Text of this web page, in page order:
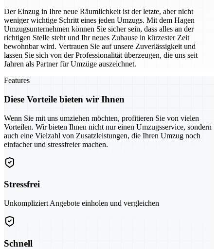
Der Einzug in Ihre neue Räumlichkeit ist der letzte, aber nicht
weniger wichtige Schritt eines jeden Umzugs. Mit dem Hagen
Umzugsunternehmen können Sie sicher sein, dass alles an der
richtigen Stelle steht und Ihr neues Zuhause in kürzester Zeit
bewohnbar wird. Vertrauen Sie auf unsere Zuverlässigkeit und
lassen Sie sich von der Professionalität überzeugen, die uns seit
Jahren als Partner für Umzüge auszeichnet.
Features
Diese Vorteile bieten wir Ihnen
Wenn Sie mit uns umziehen möchten, profitieren Sie von vielen
Vorteilen. Wir bieten Ihnen nicht nur einen Umzugsservice, sondern
auch eine Vielzahl von Zusatzleistungen, die Ihren Umzug noch
einfacher und stressfreier machen.
Stressfrei
Unkompliziert Angebote einholen und vergleichen
Schnell